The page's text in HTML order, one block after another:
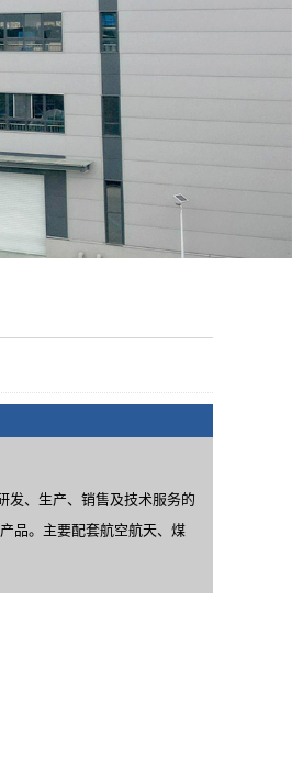
发、生产、销售及技术服务的
品。主要配套航空航天、煤